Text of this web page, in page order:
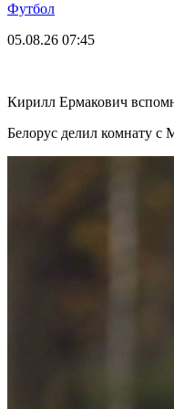
Футбол
05.08.26 07:45
Кирилл Ермакович
Белорус делил комнату